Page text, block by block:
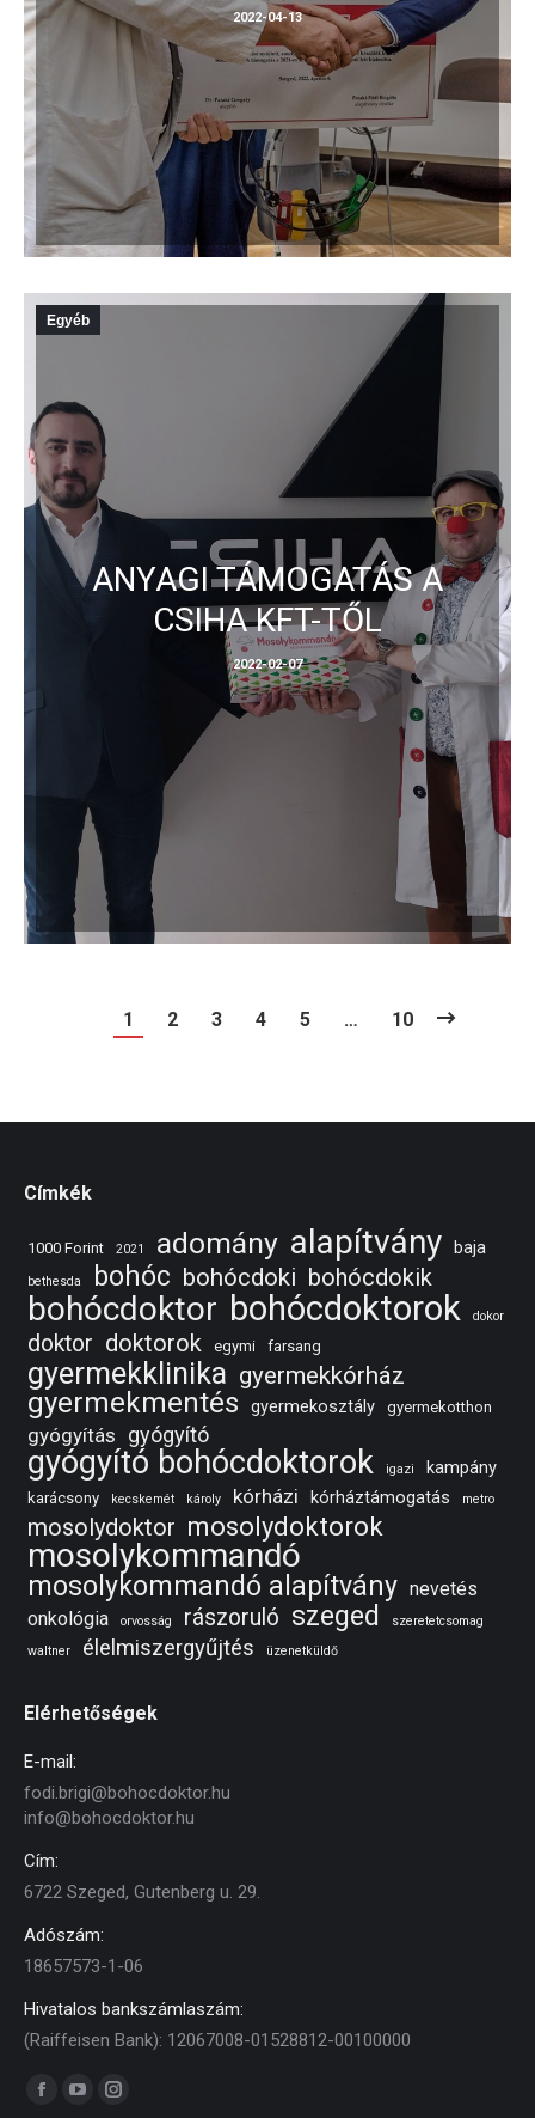
2022-04-13
Egyéb
ANYAGI TÁMOGATÁS A
CSIHA KFT-TŐL
2022-02-07
1 2 3 4 5 … 10
Címkék
1000 Forint 2021 adomány alapítvány baja
bethesda bohóc bohócdoki bohócdokik
bohócdoktor bohócdoktorok dokor
doktor doktorok egymi farsang
gyermekklinika gyermekkórház
gyermekmentés gyermekosztály gyermekotthon
gyógyítás gyógyító
gyógyító bohócdoktorok igazi kampány
karácsony kecskemét károly kórházi kórháztámogatás metro
mosolydoktor mosolydoktorok
mosolykommandó
mosolykommandó alapítvány nevetés
onkológia
orvosság rászoruló szeged
szeretetcsomag
waltner
élelmiszergyűjtés üzenetküldő
Elérhetőségek
E-mail:
fodi.brigi@bohocdoktor.hu
info@bohocdoktor.hu
Cím:
6722 Szeged, Gutenberg u. 29.
Adószám:
18657573-1-06
Hivatalos bankszámlaszám:
(Raiffeisen Bank): 12067008-01528812-00100000
Find us on:
Facebook
YouTubeInstagram